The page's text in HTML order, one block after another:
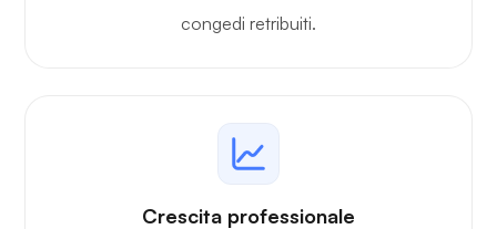
congedi retribuiti.
Crescita professionale